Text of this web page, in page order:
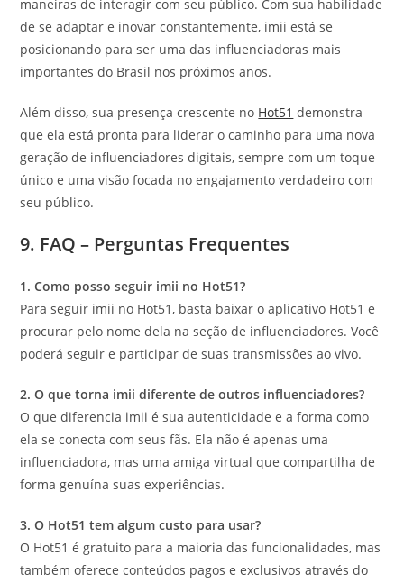
maneiras de interagir com seu público. Com sua habilidade
de se adaptar e inovar constantemente, imii está se
posicionando para ser uma das influenciadoras mais
importantes do Brasil nos próximos anos.
Além disso, sua presença crescente no Hot51 demonstra
que ela está pronta para liderar o caminho para uma nova
geração de influenciadores digitais, sempre com um toque
único e uma visão focada no engajamento verdadeiro com
seu público.
9. FAQ – Perguntas Frequentes
1. Como posso seguir imii no Hot51?
Para seguir imii no Hot51, basta baixar o aplicativo Hot51 e
procurar pelo nome dela na seção de influenciadores. Você
poderá seguir e participar de suas transmissões ao vivo.
2. O que torna imii diferente de outros influenciadores?
O que diferencia imii é sua autenticidade e a forma como
ela se conecta com seus fãs. Ela não é apenas uma
influenciadora, mas uma amiga virtual que compartilha de
forma genuína suas experiências.
3. O Hot51 tem algum custo para usar?
O Hot51 é gratuito para a maioria das funcionalidades, mas
também oferece conteúdos pagos e exclusivos através do